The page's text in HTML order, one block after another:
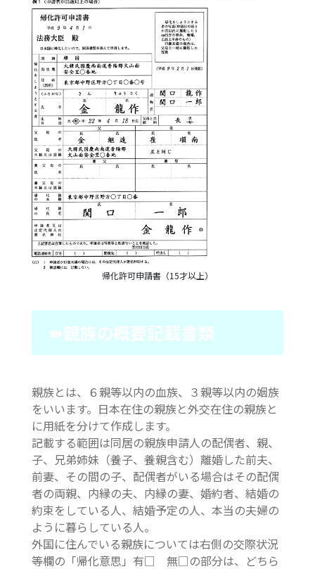
帰化許可申請書（15才以上）
➽親族の概要記載書類
親族とは、６親等以内の血族、３親等以内の姻族
をいいます。日本在住の親族と外交在住の親族と
に用紙を分けて作成します。
記載する範囲は同居の親族申請人の配偶者、親、
子、兄弟姉妹（養子、養親含む）離婚した前夫、
前妻、その間の子、配偶者がいる場合はその配偶
者の両親、内縁の夫、内縁の妻、婚約者、結婚の
約束をしている人、結婚予定の人、本当の夫婦の
ように暮らしている人。
外国に住んでいる親族については右側の交際状況
等欄の「帰化意思」有□ 無□の部分は、どちら